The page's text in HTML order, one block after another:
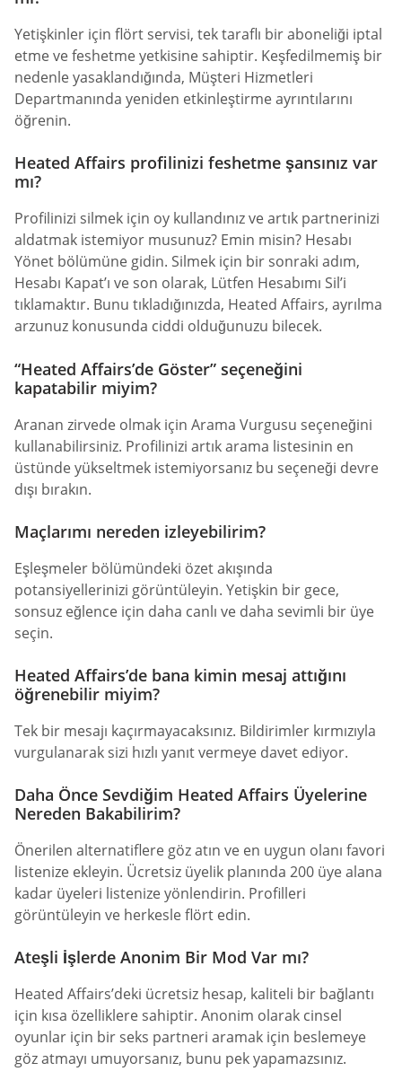
Yetişkinler için flört servisi, tek taraflı bir aboneliği iptal
etme ve feshetme yetkisine sahiptir. Keşfedilmemiş bir
nedenle yasaklandığında, Müşteri Hizmetleri
Departmanında yeniden etkinleştirme ayrıntılarını
öğrenin.
Heated Affairs profilinizi feshetme şansınız var
mı?
Profilinizi silmek için oy kullandınız ve artık partnerinizi
aldatmak istemiyor musunuz? Emin misin? Hesabı
Yönet bölümüne gidin. Silmek için bir sonraki adım,
Hesabı Kapat’ı ve son olarak, Lütfen Hesabımı Sil’i
tıklamaktır. Bunu tıkladığınızda, Heated Affairs, ayrılma
arzunuz konusunda ciddi olduğunuzu bilecek.
“Heated Affairs’de Göster” seçeneğini
kapatabilir miyim?
Aranan zirvede olmak için Arama Vurgusu seçeneğini
kullanabilirsiniz. Profilinizi artık arama listesinin en
üstünde yükseltmek istemiyorsanız bu seçeneği devre
dışı bırakın.
Maçlarımı nereden izleyebilirim?
Eşleşmeler bölümündeki özet akışında
potansiyellerinizi görüntüleyin. Yetişkin bir gece,
sonsuz eğlence için daha canlı ve daha sevimli bir üye
seçin.
Heated Affairs’de bana kimin mesaj attığını
öğrenebilir miyim?
Tek bir mesajı kaçırmayacaksınız. Bildirimler kırmızıyla
vurgulanarak sizi hızlı yanıt vermeye davet ediyor.
Daha Önce Sevdiğim Heated Affairs Üyelerine
Nereden Bakabilirim?
Önerilen alternatiflere göz atın ve en uygun olanı favori
listenize ekleyin. Ücretsiz üyelik planında 200 üye alana
kadar üyeleri listenize yönlendirin. Profilleri
görüntüleyin ve herkesle flört edin.
Ateşli İşlerde Anonim Bir Mod Var mı?
Heated Affairs’deki ücretsiz hesap, kaliteli bir bağlantı
için kısa özelliklere sahiptir. Anonim olarak cinsel
oyunlar için bir seks partneri aramak için beslemeye
göz atmayı umuyorsanız, bunu pek yapamazsınız.